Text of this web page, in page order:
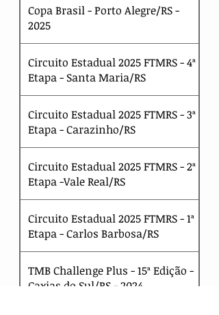
Copa Brasil - Porto Alegre/RS -
2025
Circuito Estadual 2025 FTMRS - 4ª
Etapa - Santa Maria/RS
Circuito Estadual 2025 FTMRS - 3ª
Etapa - Carazinho/RS
Circuito Estadual 2025 FTMRS - 2ª
Etapa -Vale Real/RS
Circuito Estadual 2025 FTMRS - 1ª
Etapa - Carlos Barbosa/RS
TMB Challenge Plus - 15ª Edição -
Caxias do Sul/RS - 2024